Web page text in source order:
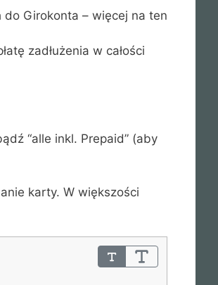
Girokonta – więcej na ten
zadłużenia w całości
“alle inkl. Prepaid” (aby
karty. W większości